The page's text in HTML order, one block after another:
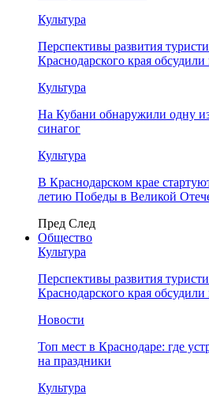
Культура
Перспективы развития
Краснодарского края
Культура
На Кубани обнаружили одну
синагог
Культура
В Краснодарском крае
летию Победы в Великой
Пред След
Общество
Культура
Перспективы развития
Краснодарского края
Новости
Топ мест в Краснодаре: где
на праздники
Культура